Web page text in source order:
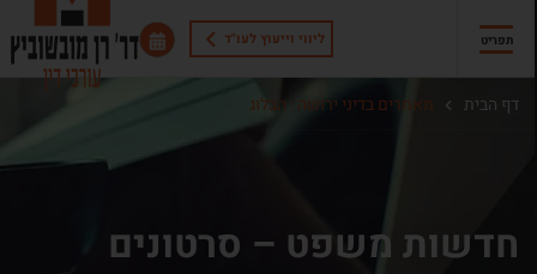
ליווי וייעוץ לעו"ד תפריט
דף הבית מאמרים בדיני ירושה : הבלוג
חדשות משפט – סרטונים